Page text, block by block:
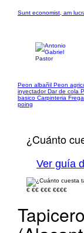
Sunt economist, am
Peon albañil Peon
inyectador Dar de cola
basico Carpinteria
poing
¿Cuánto
Ver guía
€ €€ €€€ €€€€